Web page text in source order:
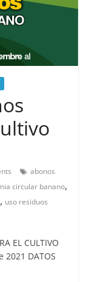
abonos
circular banano,
, uso residuos
EL CULTIVO
DATOS